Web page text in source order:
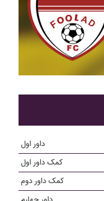
داور اول
کمک داور اول
کمک داور دوم